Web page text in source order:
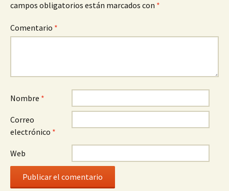
campos obligatorios están marcados con *
Comentario *
Nombre *
Correo
electrónico *
Web